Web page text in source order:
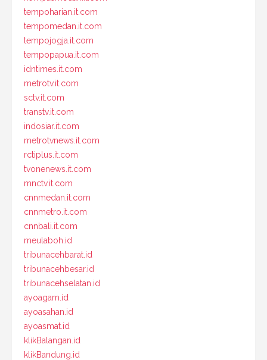
tempoharian.it.com
tempomedan.it.com
tempojogja.it.com
tempopapua.it.com
idntimes.it.com
metrotv.it.com
sctv.it.com
transtv.it.com
indosiar.it.com
metrotvnews.it.com
rctiplus.it.com
tvonenews.it.com
mnctv.it.com
cnnmedan.it.com
cnnmetro.it.com
cnnbali.it.com
meulaboh.id
tribunacehbarat.id
tribunacehbesar.id
tribunacehselatan.id
ayoagam.id
ayoasahan.id
ayoasmat.id
klikBalangan.id
klikBandung.id